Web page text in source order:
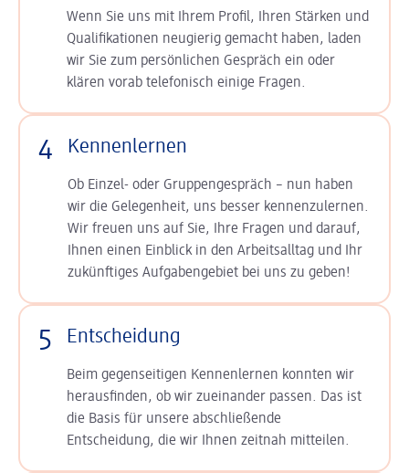
Wenn Sie uns mit Ihrem Profil, Ihren Stärken und
Qualifikationen neugierig gemacht haben, laden
wir Sie zum persönlichen Gespräch ein oder
klären vorab telefonisch einige Fragen.
4 Kennenlernen
Ob Einzel- oder Gruppengespräch – nun haben
wir die Gelegenheit, uns besser kennenzulernen.
Wir freuen uns auf Sie, Ihre Fragen und darauf,
Ihnen einen Einblick in den Arbeitsalltag und Ihr
zukünftiges Aufgabengebiet bei uns zu geben!
5 Entscheidung
Beim gegenseitigen Kennenlernen konnten wir
herausfinden, ob wir zueinander passen. Das ist
die Basis für unsere abschließende
Entscheidung, die wir Ihnen zeitnah mitteilen.